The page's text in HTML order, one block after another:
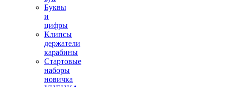
Буквы
и
цифры
Клипсы
держатели
карабины
Стартовые
наборы
новичка